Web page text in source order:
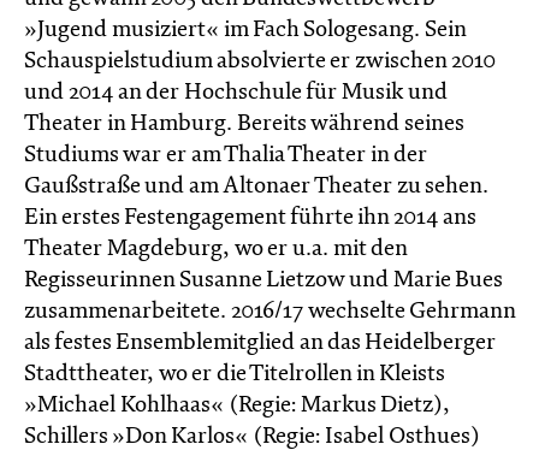
»Jugend musiziert« im Fach Sologesang. Sein
Schauspielstudium absolvierte er zwischen 2010
und 2014 an der Hochschule für Musik und
Theater in Hamburg. Bereits während seines
Studiums war er am Thalia Theater in der
Gaußstraße und am Altonaer Theater zu sehen.
Ein erstes Festengagement führte ihn 2014 ans
Theater Magdeburg, wo er u.a. mit den
Regisseurinnen Susanne Lietzow und Marie Bues
zusammenarbeitete. 2016/17 wechselte Gehrmann
als festes Ensemblemitglied an das Heidelberger
Stadttheater, wo er die Titelrollen in Kleists
»Michael Kohlhaas« (Regie: Markus Dietz),
Schillers »Don Karlos« (Regie: Isabel Osthues)